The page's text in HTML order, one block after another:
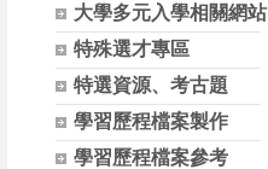
大學多元入學相關網站
特殊選才專區
特選資源、考古題
學習歷程檔案製作
學習歷程檔案參考